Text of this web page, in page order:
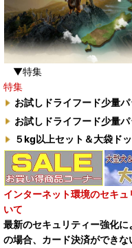
▼特集
特集
お試しドライフード少量
お試しドライフード少量
５kg以上セット＆大袋ド
インターネット環境のセキ
いて
最新のセキュリティー強化
の場合、カード決済ができな